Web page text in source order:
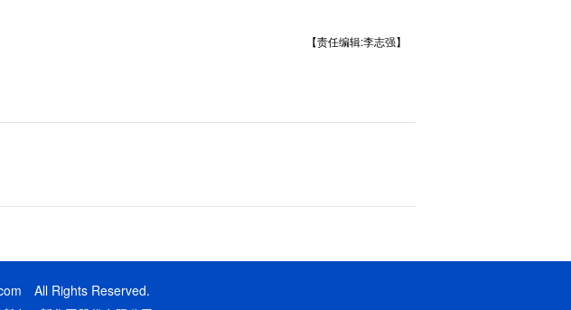
【责任编辑:李志强】
All Rights Reserved.